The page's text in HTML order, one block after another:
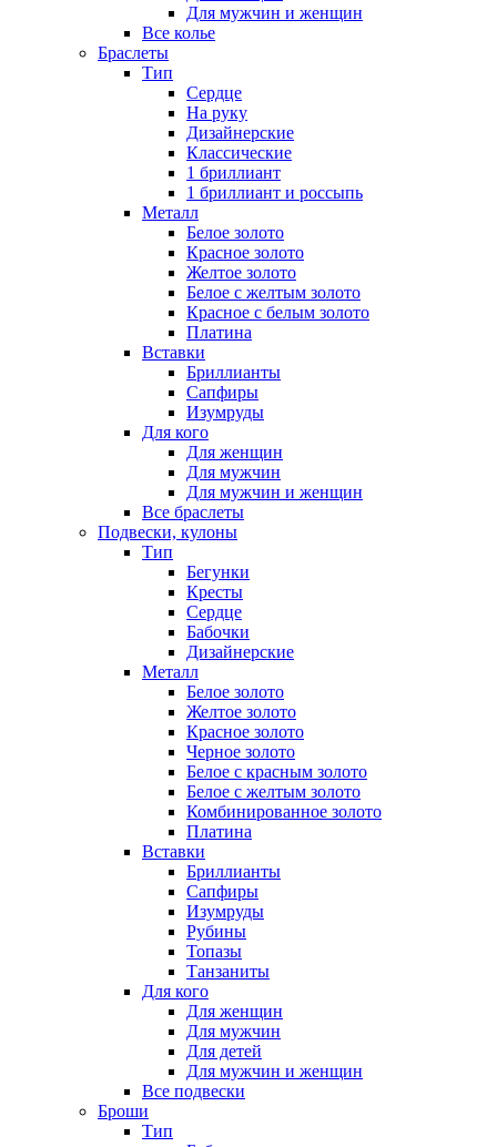
Для мужчин и женщин
Все колье
Браслеты
Тип
Сердце
На руку
Дизайнерские
Классические
1 бриллиант
1 бриллиант и россыпь
Металл
Белое золото
Красное золото
Желтое золото
Белое с желтым золото
Красное с белым золото
Платина
Вставки
Бриллианты
Сапфиры
Изумруды
Для кого
Для женщин
Для мужчин
Для мужчин и женщин
Все браслеты
Подвески, кулоны
Тип
Бегунки
Кресты
Сердце
Бабочки
Дизайнерские
Металл
Белое золото
Желтое золото
Красное золото
Черное золото
Белое с красным золото
Белое с желтым золото
Комбинированное золото
Платина
Вставки
Бриллианты
Сапфиры
Изумруды
Рубины
Топазы
Танзаниты
Для кого
Для женщин
Для мужчин
Для детей
Для мужчин и женщин
Все подвески
Броши
Тип